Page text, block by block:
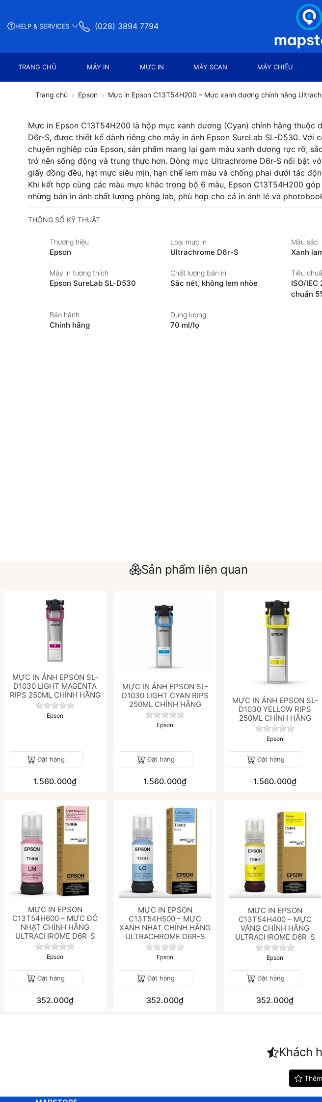
HELP & SERVICES (028) 3894 7794
TRANG CHỦ MÁY IN MỰC IN MÁY SCAN MÁY CHIẾU
Trang chủ Epson Mực in Epson C13T54H200 – Mực xanh dương chính hãng
Mực in Epson C13T54H200 là hộp mực xanh dương (Cyan) chính hãng thuộc
D6r-S, được thiết kế dành riêng cho máy in ảnh Epson SureLab SL-D530. Với
chuyên nghiệp của Epson, sản phẩm mang lại gam màu xanh dương rực rỡ,
trở nên sống động và trung thực hơn. Dòng mực Ultrachrome D6r-S nổi bật
giấy đồng đều, hạt mực siêu mịn, hạn chế lem màu và chống phai dưới tác
Khi kết hợp cùng các màu mực khác trong bộ 6 màu, Epson C13T54H200
những bản in ảnh chất lượng phòng lab, phù hợp cho cả in ảnh lẻ và
THÔNG SỐ KỸ THUẬT
Thương hiệu
Epson
Loại mực in
Ultrachrome D6r-S
Màu sắc
Xanh
Máy in tương thích
Epson SureLab SL-D530
Chất lượng bản in
Sắc nét, không lem nhòe
Tiêu
ISO/IEC
chuẩn
Bảo hành
Chính hãng
Dung lượng
70 ml/lọ
Sản phẩm liên quan
MỰC IN ẢNH EPSON SL-
D1030 LIGHT MAGENTA
RIPS 250ML CHÍNH HÃNG
Chưa có đánh giá nào cho sản phẩm này.
Epson
Đặt hàng
1.560.000₫
MỰC IN ẢNH EPSON SL-
D1030 LIGHT CYAN RIPS
250ML CHÍNH HÃNG
Chưa có đánh giá nào cho sản phẩm này.
Epson
Đặt hàng
1.560.000₫
MỰC IN ẢNH EPSON SL-
D1030 YELLOW RIPS
250ML CHÍNH HÃNG
Chưa có
Epson
Đặt hàng
1.560.000₫
MỰC IN EPSON
C13T54H600 – MỰC ĐỎ
NHẠT CHÍNH HÃNG
ULTRACHROME D6R-S
Chưa có đánh giá nào cho sản phẩm này.
Epson
Đặt hàng
352.000₫
MỰC IN EPSON
C13T54H500 – MỰC
XANH NHẠT CHÍNH HÃNG
ULTRACHROME D6R-S
Chưa có đánh giá nào cho sản phẩm này.
Epson
Đặt hàng
352.000₫
MỰC IN EPSON
C13T54H400 – MỰC
VÀNG CHÍNH HÃNG
ULTRACHROME D6R-S
Chưa có
Epson
Đặt hàng
352.000₫
Khách